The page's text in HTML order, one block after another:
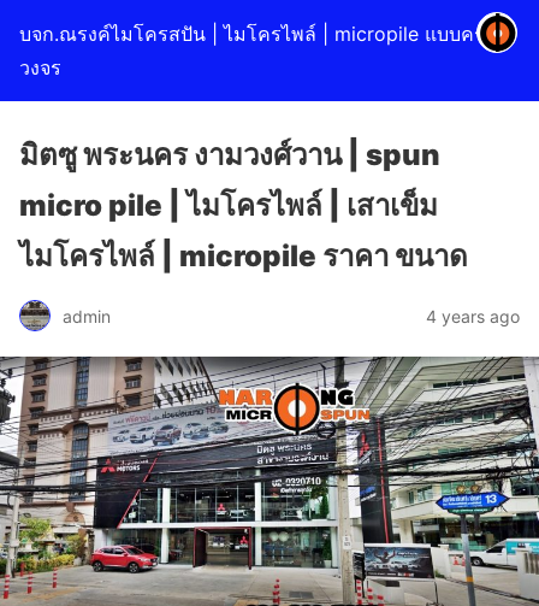
บจก.ณรงค์ไมโครสปัน | ไมโครไพล์ | micropile แบบครบ
วงจร
มิตซู พระนคร งามวงศ์วาน | spun
micro pile | ไมโครไพล์ | เสาเข็ม
ไมโครไพล์ | micropile ราคา ขนาด
admin 4 years ago